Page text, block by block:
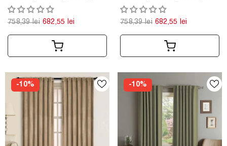
Madison, densitate 700
g/ml, Lead, 2 buc
758,39 lei 682,55 lei
Madison, densitate 700
g/ml, Lavanda, 2 buc
758,39 lei 682,55 lei
-10% -10%